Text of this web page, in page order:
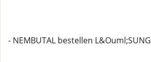
- NEMBUTAL bestellen L&Ouml;SUNG